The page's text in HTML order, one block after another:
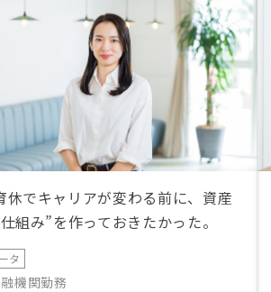
休でキャリアが変わる前に、資産
組み”を作っておきたかった。
タ
機関勤務